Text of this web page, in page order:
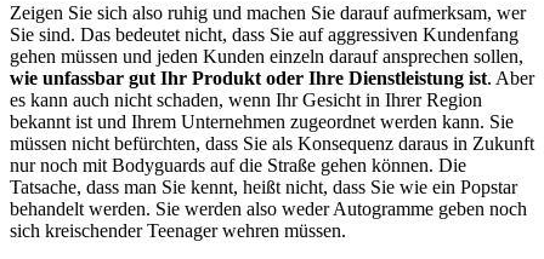
Zeigen Sie sich also ruhig und machen Sie darauf aufmerksam, wer
Sie sind. Das bedeutet nicht, dass Sie auf aggressiven Kundenfang
gehen müssen und jeden Kunden einzeln darauf ansprechen sollen,
wie unfassbar gut Ihr Produkt oder Ihre Dienstleistung ist. Aber
es kann auch nicht schaden, wenn Ihr Gesicht in Ihrer Region
bekannt ist und Ihrem Unternehmen zugeordnet werden kann. Sie
müssen nicht befürchten, dass Sie als Konsequenz daraus in Zukunft
nur noch mit Bodyguards auf die Straße gehen können. Die
Tatsache, dass man Sie kennt, heißt nicht, dass Sie wie ein Popstar
behandelt werden. Sie werden also weder Autogramme geben noch
sich kreischender Teenager wehren müssen.